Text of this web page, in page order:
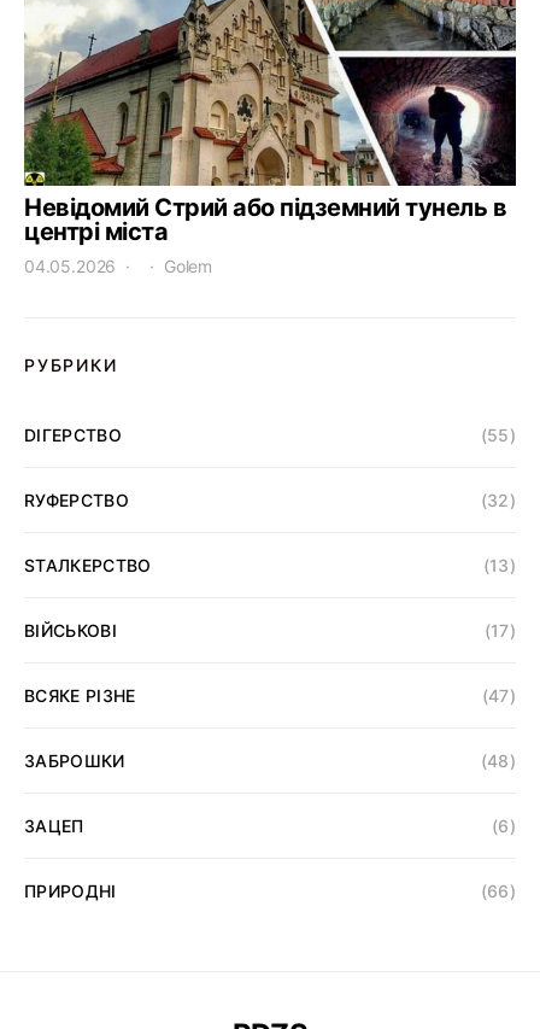
Невідомий Стрий або підземний тунель в
центрі міста
04.05.2026 Golem
РУБРИКИ
DІГЕРСТВО (55)
RУФЕРСТВО (32)
SТАЛКЕРСТВО (13)
ВІЙСЬКОВІ (17)
ВСЯКЕ РІЗНЕ (47)
ЗАБРОШКИ (48)
ЗАЦЕП (6)
ПРИРОДНІ (66)